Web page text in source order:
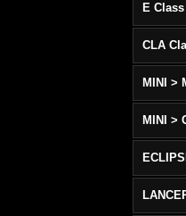
E
CLA
MINI >
MINI >